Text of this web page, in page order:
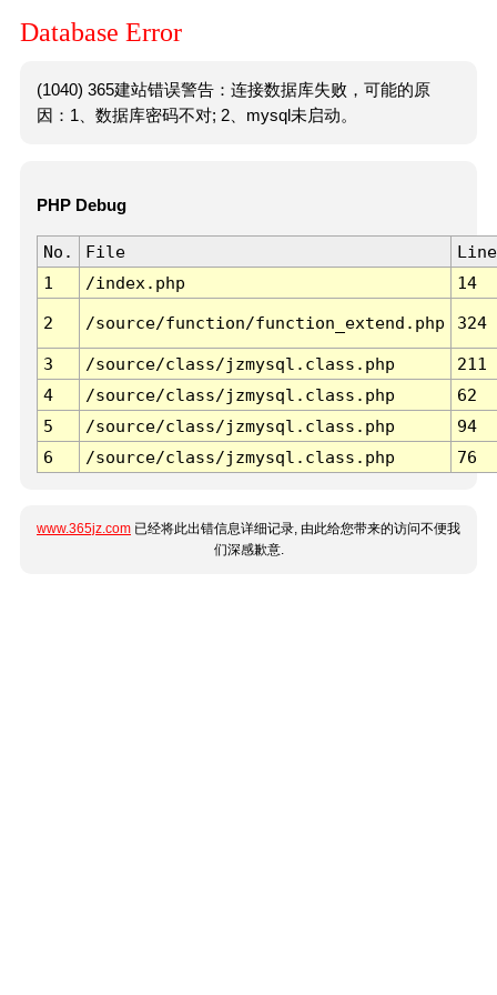
Database Error
(1040) 365建站错误警告：连接数据库失败，可能的原
因：1、数据库密码不对; 2、mysql未启动。
PHP Debug
No. File
Line
1
/index.php 14
2 /source/function/function_extend.php 324
3 /source/class/jzmysql.class.php
211
4
/source/class/jzmysql.class.php
62
5
/source/class/jzmysql.class.php
94
6
/source/class/jzmysql.class.php 76
www.365jz.com 已经将此出错信息详细记录, 由此给您带来的访问不便我
们深感歉意.